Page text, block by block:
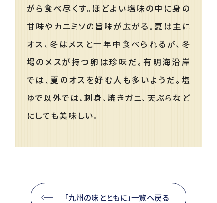
がら食べ尽くす。ほどよい塩味の中に身の
甘味やカニミソの旨味が広がる。夏は主に
オス、冬はメスと一年中食べられるが、冬
場のメスが持つ卵は珍味だ。有明海沿岸
では、夏のオスを好む人も多いようだ。塩
ゆで以外では、刺身、焼きガニ、天ぷらなど
にしても美味しい。
「九州の味とともに」一覧へ戻る